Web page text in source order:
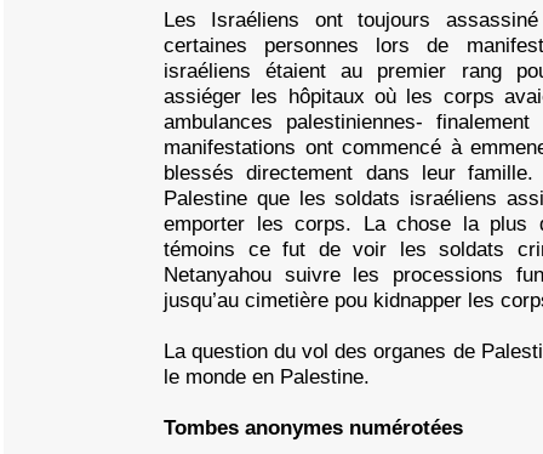
Les Israéliens ont toujours
certaines personnes lors de
israéliens étaient au premier rang
assiéger les hôpitaux où les corps
ambulances palestiniennes-
manifestations ont commencé à
blessés directement dans leur
Palestine que les soldats israéliens
emporter les corps. La chose la plus
témoins ce fut de voir les soldats
Netanyahou suivre les processions
jusqu’au cimetière pou kidnapper les
La question du vol des organes de
le monde en Palestine.
Tombes anonymes numérotées